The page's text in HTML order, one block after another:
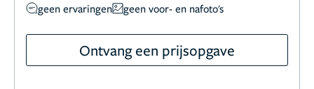
geen ervaringen geen voor- en nafoto's
Ontvang een prijsopgave